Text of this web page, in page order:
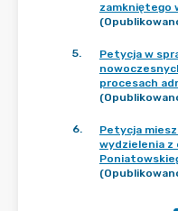
zamkniętego
5.
Petycja w
procesach
6.
Petycja
wydzielenia z